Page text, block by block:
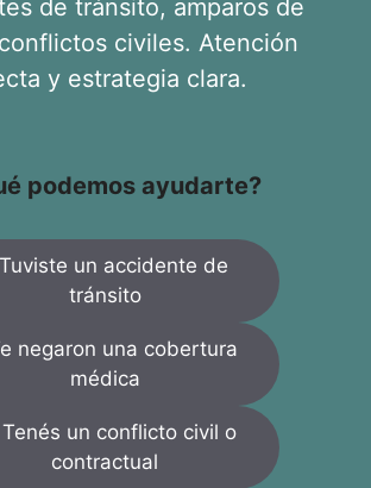
de tránsito, amparos de
civiles. Atención
y estrategia clara.
podemos ayudarte?
un accidente de
tránsito
negaron una cobertura
médica
Tenés un conflicto civil o
contractual